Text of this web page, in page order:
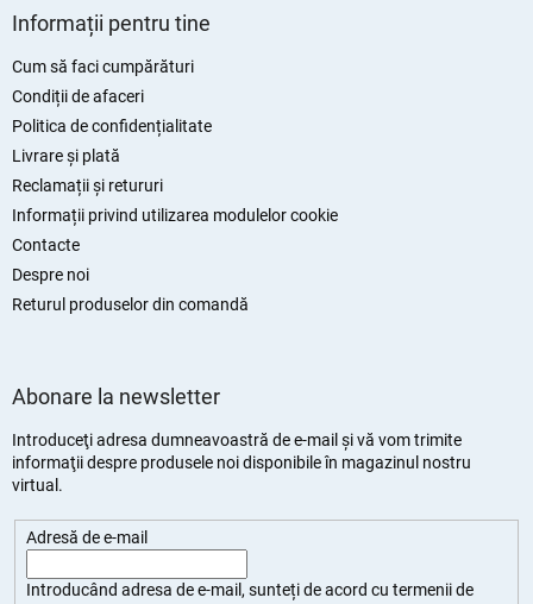
Informații pentru tine
Cum să faci cumpărături
Condiții de afaceri
Politica de confidențialitate
Livrare și plată
Reclamații și retururi
Informații privind utilizarea modulelor cookie
Contacte
Despre noi
Returul produselor din comandă
Abonare la newsletter
Introduceţi adresa dumneavoastră de e-mail şi vă vom trimite
informaţii despre produsele noi disponibile în magazinul nostru
virtual.
Adresă de e-mail
Introducând adresa de e-mail, sunteți deacord cu termenii de